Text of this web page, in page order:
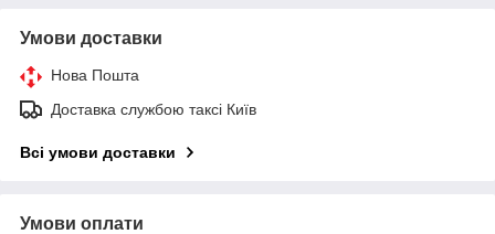
Умови доставки
Нова Пошта
Доставка службою таксі Київ
Всі умови доставки
Умови оплати